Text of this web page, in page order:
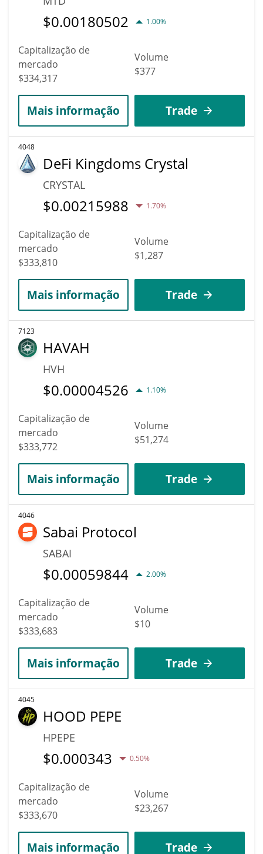
$0.00180502 1.00%
Capitalização de
mercado
$334,317
Volume
$377
Mais informação Trade
4048
DeFi Kingdoms Crystal
CRYSTAL
$0.00215988 1.70%
Capitalização de
mercado
$333,810
Volume
$1,287
Mais informação Trade
7123
HAVAH
HVH
$0.00004526 1.10%
Capitalização de
mercado
$333,772
Volume
$51,274
Mais informação Trade
4046
Sabai Protocol
SABAI
$0.00059844 2.00%
Capitalização de
mercado
$333,683
Volume
$10
Mais informação Trade
4045
HOOD PEPE
HPEPE
$0.000343 0.50%
Capitalização de
mercado
$333,670
Volume
$23,267
Mais informação Trade